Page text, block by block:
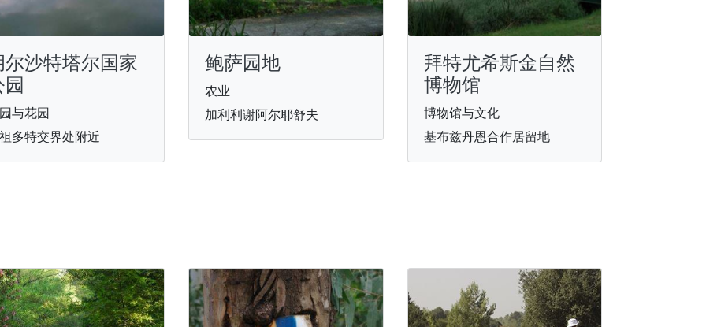
尔沙特塔尔国家
园
与花园
多特交界处附近
鲍萨园地
农业
加利利谢阿尔耶舒夫
拜特尤希斯金自然
博物馆
博物馆与文化
基布兹丹恩合作居留地